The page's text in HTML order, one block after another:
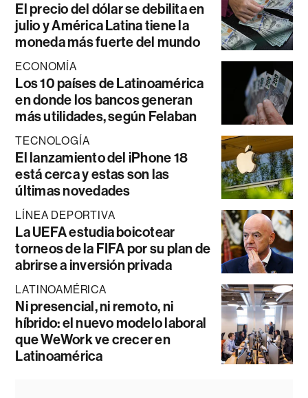
El precio del dólar se debilita en
julio y América Latina tiene la
moneda más fuerte del mundo
ECONOMÍA
Los 10 países de Latinoamérica
en donde los bancos generan
más utilidades, según Felaban
TECNOLOGÍA
El lanzamiento del iPhone 18
está cerca y estas son las
últimas novedades
LÍNEA DEPORTIVA
La UEFA estudia boicotear
torneos de la FIFA por su plan de
abrirse a inversión privada
LATINOAMÉRICA
Ni presencial, ni remoto, ni
híbrido: el nuevo modelo laboral
que WeWork ve crecer en
Latinoamérica